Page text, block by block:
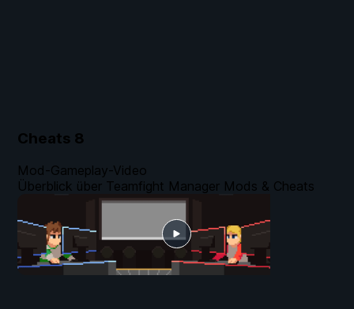
Cheats 8
Mod-Gameplay-Video
Überblick über Teamfight Manager Mods & Cheats